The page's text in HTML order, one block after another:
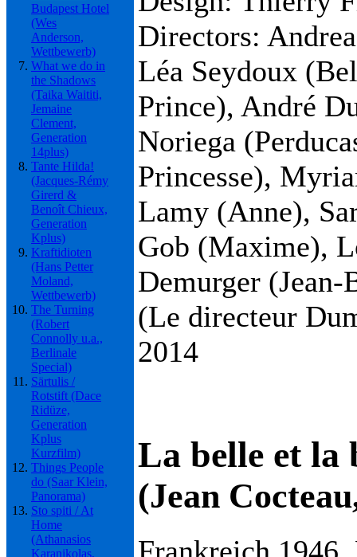
Budapest Hotel
(Wes
Anderson,
Wettbewerb)
What we do in
the Shadows
(Taika Waititi,
Jemaine
Clement,
Generation
14plus)
Tante Hilda!
(Jacques-Rémy
Girerd &
Benoît Chieux,
Generation
Kplus)
Kraftidioten
(Hans Petter
Moland,
Wettbewerb)
The Turning
(Robert
Connolly u.a.,
Berlinale
Special)
Särtulis /
Rotstift (Dace
Ridüze,
Generation
Kplus
Kurzfilm)
Things People
do (Saar Klein,
Panorama)
Sto spiti / At
Home
(Athanasios
Karanikolas,
Directors:
Léa Seydoux
Prince), André
Noriega
Princesse),
Lamy (Anne),
Gob (Maxime),
Demurger
(Le directeur
2014
La belle et la
(Jean